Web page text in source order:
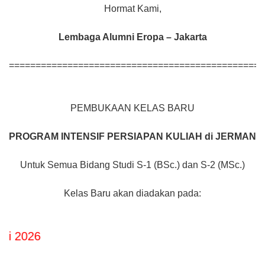
Hormat Kami,
Lembaga Alumni Eropa – Jakarta
PEMBUKAAN KELAS BARU
PROGRAM INTENSIF PERSIAPAN KULIAH di JERMAN
Untuk Semua Bidang Studi S-1 (BSc.) dan S-2 (MSc.)
Kelas Baru akan diadakan pada: